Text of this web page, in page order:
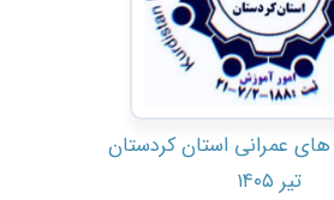
عمرانی استان کردستان
تیر ۱۴۰۵